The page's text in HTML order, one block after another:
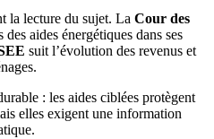
la lecture du sujet. La Cour des
aides énergétiques dans ses
suit l’évolution des revenus et
: les aides ciblées protègent
elles exigent une information